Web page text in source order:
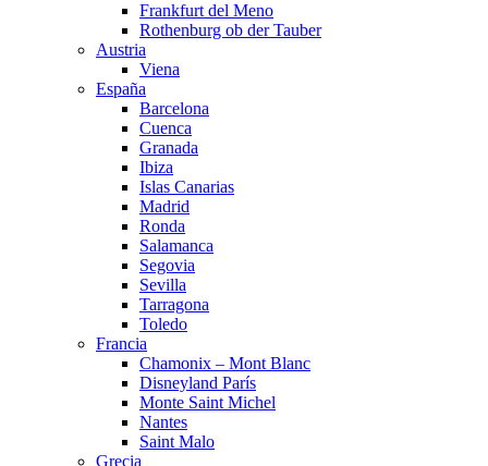
Frankfurt del Meno
Rothenburg ob der Tauber
Austria
Viena
España
Barcelona
Cuenca
Granada
Ibiza
Islas Canarias
Madrid
Ronda
Salamanca
Segovia
Sevilla
Tarragona
Toledo
Francia
Chamonix – Mont Blanc
Disneyland París
Monte Saint Michel
Nantes
Saint Malo
Grecia